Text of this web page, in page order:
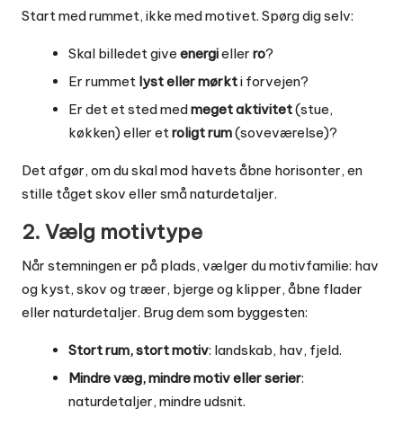
Start med rummet, ikke med motivet. Spørg dig selv:
Skal billedet give energieller ro?
Er rummet lyst eller mørkti forvejen?
Er det et sted medmeget aktivitet(stue,
køkken) eller etroligt rum(soveværelse)?
Det afgør, om du skal mod havets åbne horisonter, en
stille tåget skov eller små naturdetaljer.
2. Vælg motivtype
Når stemningen er på plads, vælger du motivfamilie: hav
og kyst, skov og træer, bjerge og klipper, åbne flader
eller naturdetaljer. Brug dem som byggesten:
Stort rum, stort motiv: landskab, hav, fjeld.
Mindre væg, mindre motiv eller serier:
naturdetaljer, mindre udsnit.